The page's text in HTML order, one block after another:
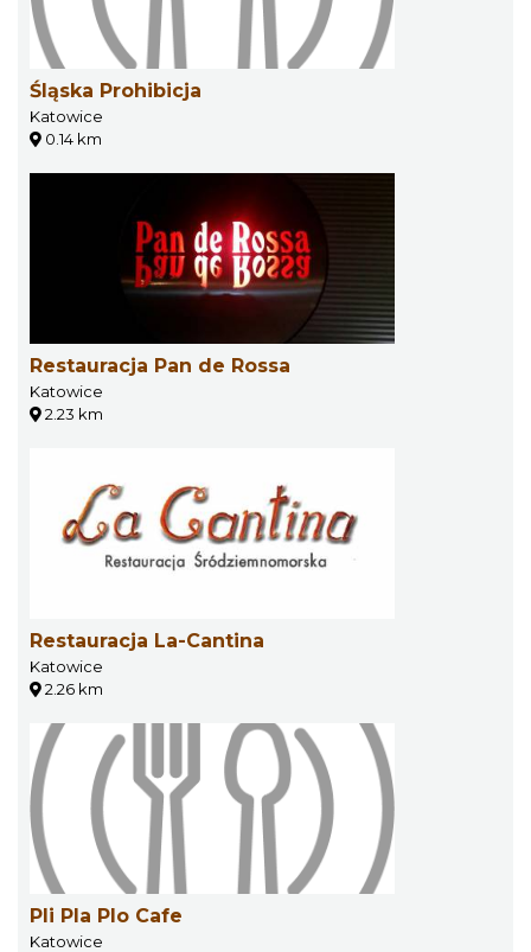
Śląska Prohibicja
Katowice
0.14 km
Restauracja Pan de Rossa
Katowice
2.23 km
Restauracja La-Cantina
Katowice
2.26 km
Pli Pla Plo Cafe
Katowice